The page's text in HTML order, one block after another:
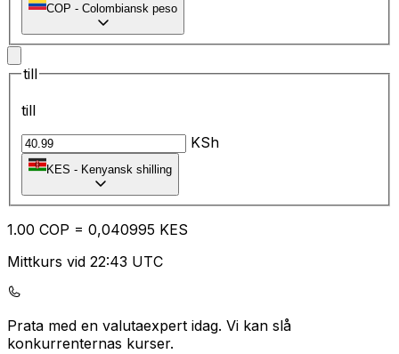
COP - Colombiansk peso
till
till
KSh
KES - Kenyansk shilling
1.00 COP = 0,040995 KES
Mittkurs vid 22:43 UTC
Prata med en valutaexpert idag. Vi kan slå
konkurrenternas kurser.